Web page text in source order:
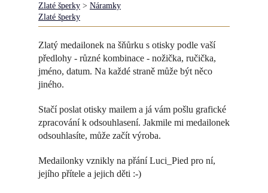
Zlaté šperky > Náramky
Zlaté šperky
Zlatý medailonek na šňůrku s otisky podle vaší
předlohy - různé kombinace - nožička, ručička,
jméno, datum. Na každé straně může být něco
jiného.
Stačí poslat otisky mailem a já vám pošlu grafické
zpracování k odsouhlasení. Jakmile mi medailonek
odsouhlasíte, může začít výroba.
Medailonky vznikly na přání Luci_Pied pro ní,
jejího přítele a jejich děti :-)